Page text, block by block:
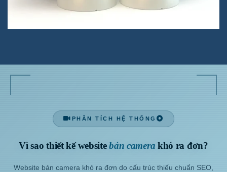
PHÂN TÍCH HỆ THỐNG
Vì sao thiết kế websitebán camera khó ra đơn?
Website bán camera khó ra đơn do cấu trúc thiếu chuẩn SEO,